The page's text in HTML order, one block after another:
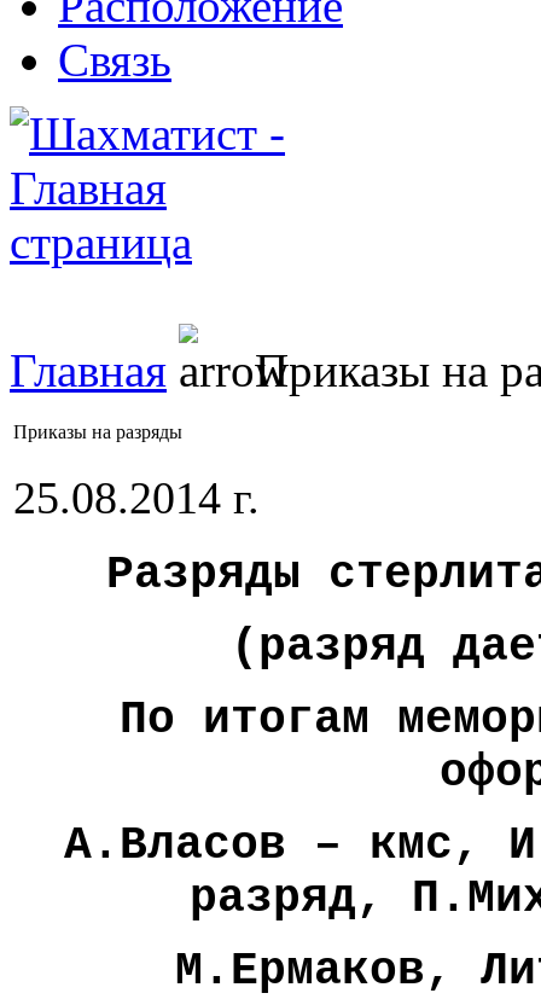
Связь
Главная Приказы на
Приказы на разряды
25.08.2014 г.
Разряды
(разряд
По итогам
А.Власов – кмс,
разряд,
М.Ермаков,